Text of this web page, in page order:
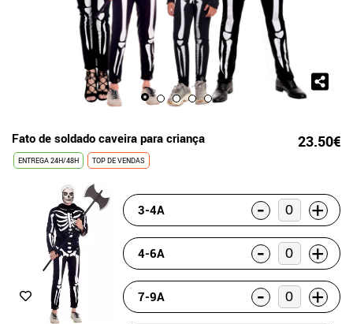
Fato de soldado caveira para criança 23.50€
ENTREGA 24H/48H TOP DE VENDAS
3-4A - +
4-6A - +
7-9A - +